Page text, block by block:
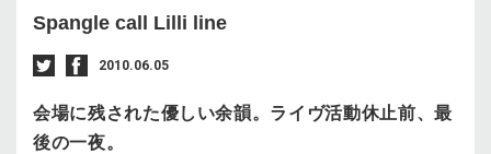
Spangle call Lilli line
2010.06.05
会場に残された優しい余韻。ライヴ活動休止前、最
後の一夜。